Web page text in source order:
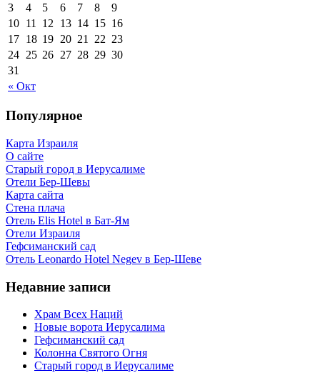
« Окт
3
4 5 6 7 8
9
10 11 12 13 14 15 16
17 18 19 20 21 22 23
24 25 26 27 28 29 30
31
Популярное
Карта Израиля
О сайте
Старый город в Иерусалиме
Отели Бер-Шевы
Карта сайта
Стена плача
Отель Elis Hotel в Бат-Ям
Отели Израиля
Гефсиманский сад
Отель Leonardo Hotel Negev в Бер-Шеве
Недавние записи
Храм Всех Наций
Новые ворота Иерусалима
Гефсиманский сад
Колонна Святого Огня
Старый город в Иерусалиме